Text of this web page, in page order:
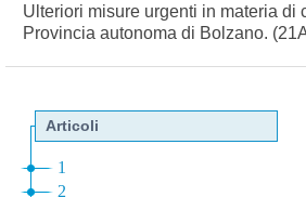
Ulteriori misure urgenti in materia
Provincia autonoma di Bolzano.